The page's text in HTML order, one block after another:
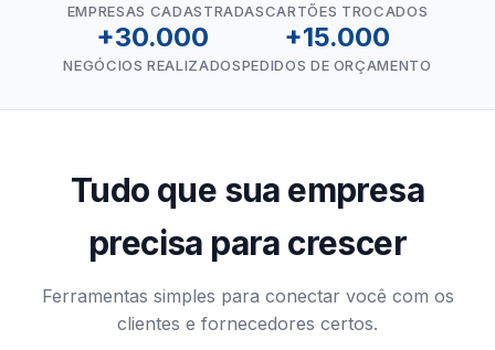
EMPRESAS CADASTRADASCARTÕES TROCADOS
+30.000
NEGÓCIOS REALIZADOS
+15.000
PEDIDOS DE ORÇAMENTO
Tudo que sua empresa
precisa para crescer
Ferramentas simples para conectar você com os
clientes e fornecedores certos.